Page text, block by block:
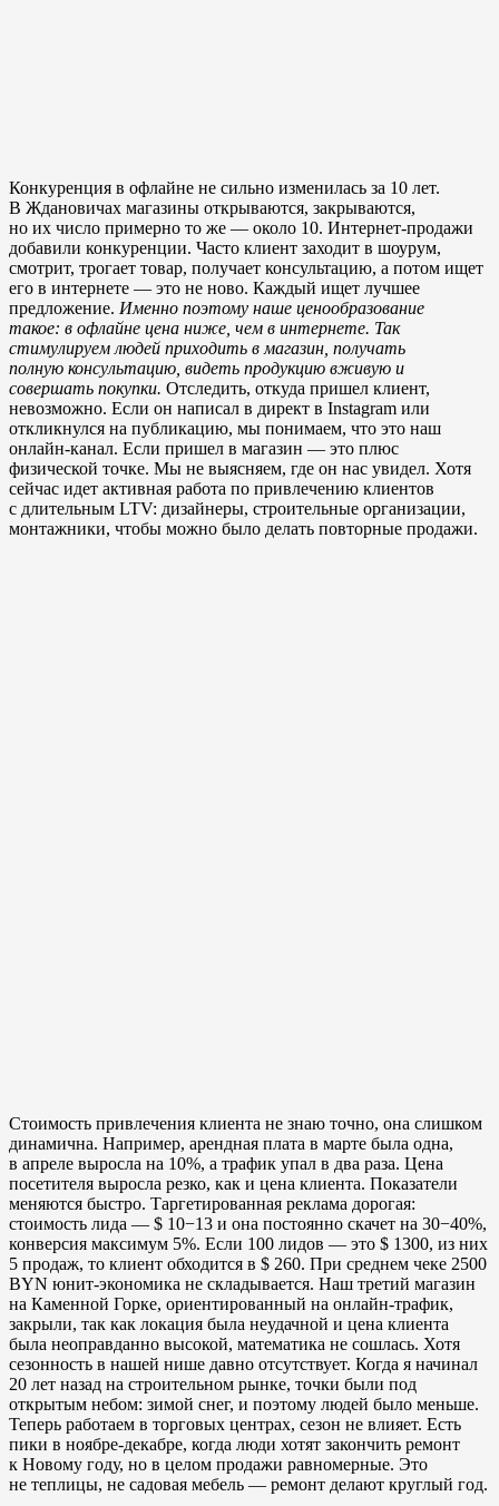
Конкуренция в офлайне не сильно изменилась за 10 лет.
В Ждановичах магазины открываются, закрываются,
но их число примерно то же — около 10. Интернет-продажи
добавили конкуренции. Часто клиент заходит в шоурум,
смотрит, трогает товар, получает консультацию, а потом ищет
его в интернете — это не ново. Каждый ищет лучшее
предложение. Именно поэтому наше ценообразование
такое: в офлайне цена ниже, чем в интернете. Так
стимулируем людей приходить в магазин, получать
полную консультацию, видеть продукцию вживую и
совершать покупки. Отследить, откуда пришел клиент,
невозможно. Если он написал в директ в Instagram или
откликнулся на публикацию, мы понимаем, что это наш
онлайн-канал. Если пришел в магазин — это плюс
физической точке. Мы не выясняем, где он нас увидел. Хотя
сейчас идет активная работа по привлечению клиентов
с длительным LTV: дизайнеры, строительные организации,
монтажники, чтобы можно было делать повторные продажи.
Стоимость привлечения клиента не знаю точно, она слишком
динамична. Например, арендная плата в марте была одна,
в апреле выросла на 10%, а трафик упал в два раза. Цена
посетителя выросла резко, как и цена клиента. Показатели
меняются быстро. Таргетированная реклама дорогая:
стоимость лида — $ 10−13 и она постоянно скачет на 30−40%,
конверсия максимум 5%. Если 100 лидов — это $ 1300, из них
5 продаж, то клиент обходится в $ 260. При среднем чеке 2500
BYN юнит-экономика не складывается. Наш третий магазин
на Каменной Горке, ориентированный на онлайн-трафик,
закрыли, так как локация была неудачной и цена клиента
была неоправданно высокой, математика не сошлась. Хотя
сезонность в нашей нише давно отсутствует. Когда я начинал
20 лет назад на строительном рынке, точки были под
открытым небом: зимой снег, и поэтому людей было меньше.
Теперь работаем в торговых центрах, сезон не влияет. Есть
пики в ноябре-декабре, когда люди хотят закончить ремонт
к Новому году, но в целом продажи равномерные. Это
не теплицы, не садовая мебель — ремонт делают круглый год.